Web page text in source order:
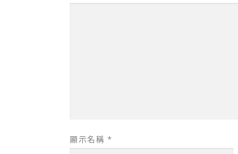
顯示名稱 *